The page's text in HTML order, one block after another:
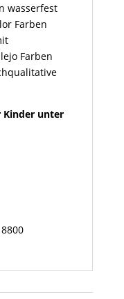
wasserfest
Farben
Farben
Kinder unter